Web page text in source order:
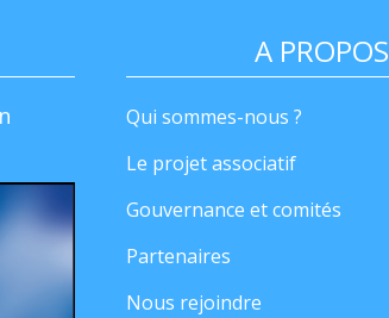
A PROPOS
Qui sommes-nous ?
Le projet associatif
Gouvernance et comités
Partenaires
Nous rejoindre